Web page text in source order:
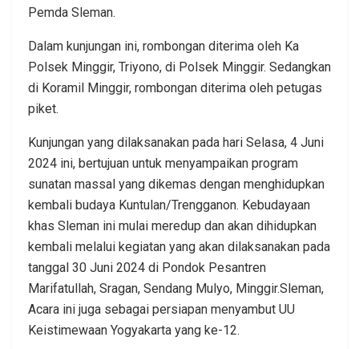
Pemda Sleman.
Dalam kunjungan ini, rombongan diterima oleh Ka
Polsek Minggir, Triyono, di Polsek Minggir. Sedangkan
di Koramil Minggir, rombongan diterima oleh petugas
piket.
Kunjungan yang dilaksanakan pada hari Selasa, 4 Juni
2024 ini, bertujuan untuk menyampaikan program
sunatan massal yang dikemas dengan menghidupkan
kembali budaya Kuntulan/Trengganon. Kebudayaan
khas Sleman ini mulai meredup dan akan dihidupkan
kembali melalui kegiatan yang akan dilaksanakan pada
tanggal 30 Juni 2024 di Pondok Pesantren
Marifatullah, Sragan, Sendang Mulyo, Minggir.Sleman,
Acara ini juga sebagai persiapan menyambut UU
Keistimewaan Yogyakarta yang ke-12.